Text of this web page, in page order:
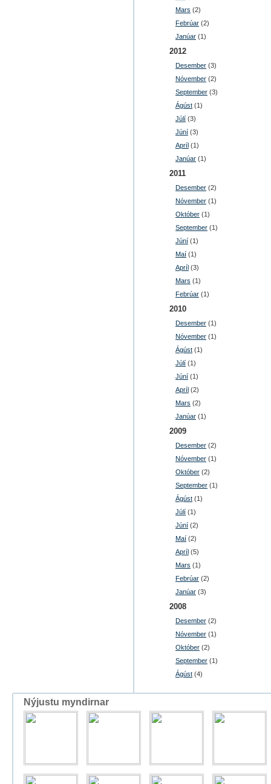
Mars (2)
Febrúar (2)
Janúar (1)
2012
Desember (3)
Nóvember (2)
September (3)
Ágúst (1)
Júlí (3)
Júní (3)
Apríl (1)
Janúar (1)
2011
Desember (2)
Nóvember (1)
Október (1)
September (1)
Júní (1)
Maí (1)
Apríl (3)
Mars (1)
Febrúar (1)
2010
Desember (1)
Nóvember (1)
Ágúst (1)
Júlí (1)
Júní (1)
Apríl (2)
Mars (2)
Janúar (1)
2009
Desember (2)
Nóvember (1)
Október (2)
September (1)
Ágúst (1)
Júlí (1)
Júní (2)
Maí (2)
Apríl (5)
Mars (1)
Febrúar (2)
Janúar (3)
2008
Desember (2)
Nóvember (1)
Október (2)
September (1)
Ágúst (4)
Nýjustu myndirnar